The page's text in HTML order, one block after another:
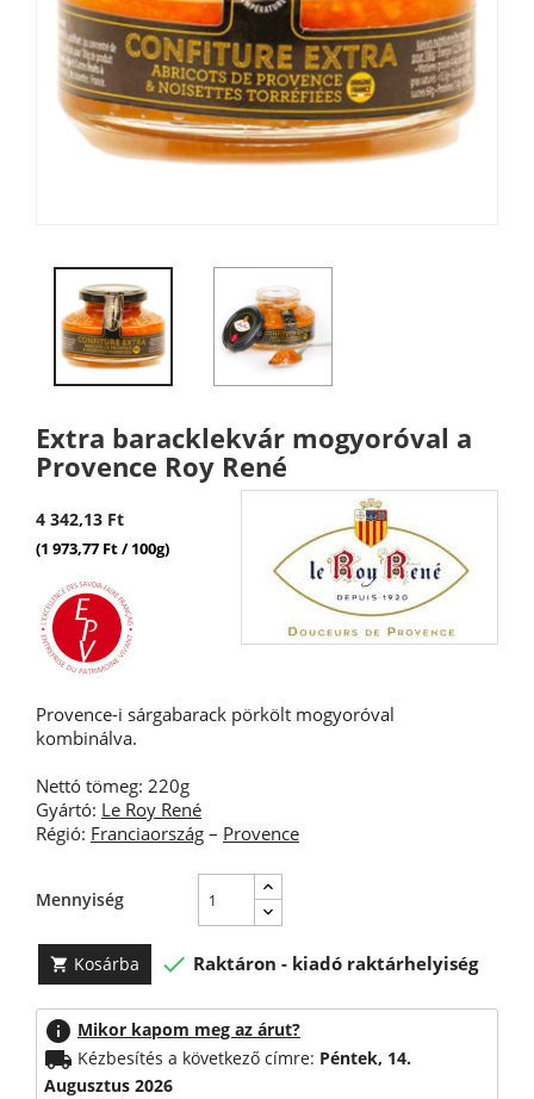
Extra baracklekvár mogyoróval a
Provence Roy René
4 342,13 Ft
(1 973,77 Ft / 100g)
Provence-i sárgabarack pörkölt mogyoróval
kombinálva.
Nettó tömeg: 220g
Gyártó: Le Roy René
Régió: Franciaország – Provence
Mennyiség
 Kosárba  Raktáron - kiadó raktárhelyiség
info Mikor kapom meg az árut?
local_shipping Kézbesítés a következő címre: Péntek, 14.
Augusztus 2026